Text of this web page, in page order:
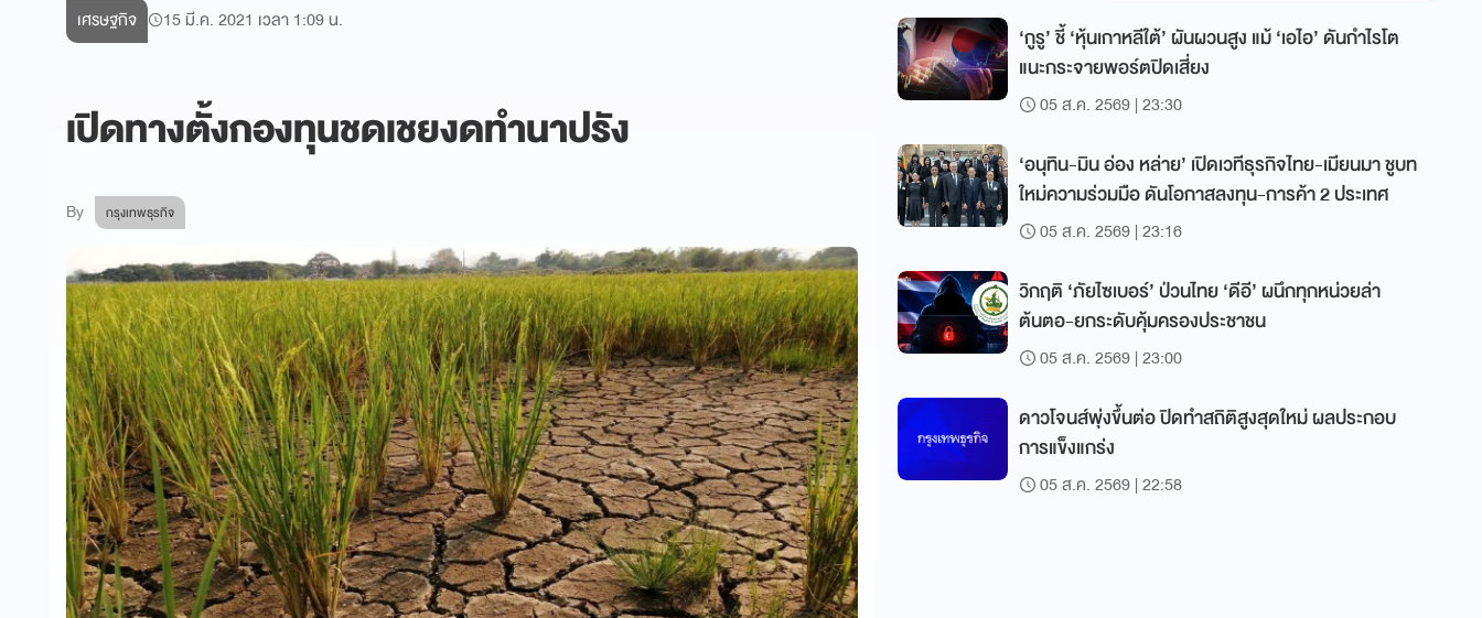
เศรษฐกิจ 15 มี.ค. 2021 เวลา 1:09 น.
เปิดทางตั้งกองทุนชดเชยงดทำนาปรัง
By กรุงเทพธุรกิจ
‘กูรู’ ชี้ ‘หุ้นเกาหลีใต้’ ผันผวนสูง แม้ ‘เอไอ’ ดันกำไรโต
แนะกระจายพอร์ตปิดเสี่ยง
05 ส.ค. 2569 | 23:30
‘อนุทิน-มิน อ่อง หล่าย’ เปิดเวทีธุรกิจไทย-เมียนมา ชูบท
ใหม่ความร่วมมือ ดันโอกาสลงทุน-การค้า 2 ประเทศ
05 ส.ค. 2569 | 23:16
วิกฤติ ‘ภัยไซเบอร์’ ป่วนไทย ‘ดีอี’ ผนึกทุกหน่วยล่า
ต้นตอ-ยกระดับคุ้มครองประชาชน
05 ส.ค. 2569 | 23:00
ดาวโจนส์พุ่งขึ้นต่อ ปิดทำสถิติสูงสุดใหม่ ผลประกอบ
การแข็งแกร่ง
05 ส.ค. 2569 | 22:58